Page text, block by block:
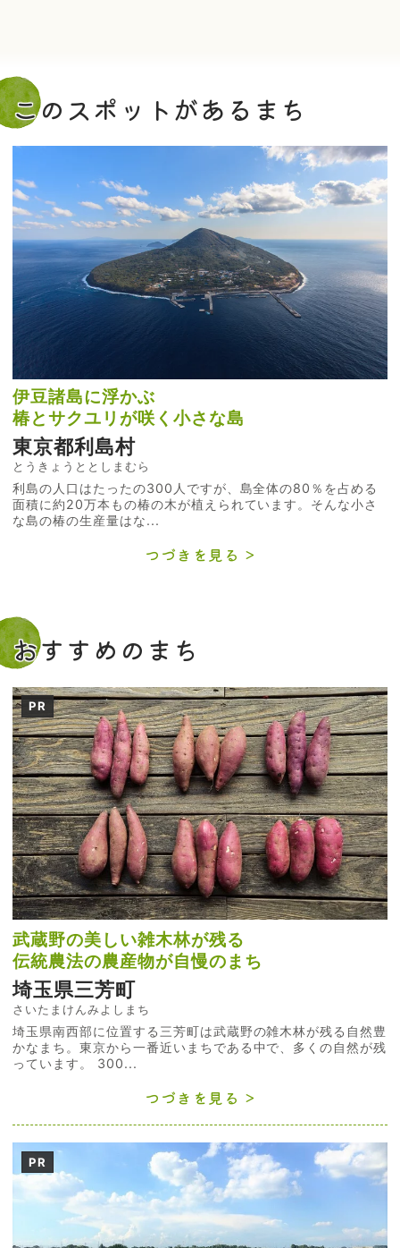
このスポットがあるまち
伊豆諸島に浮かぶ
椿とサクユリが咲く小さな島
東京都利島村
とうきょうととしまむら
利島の人口はたったの300人ですが、島全体の80％を占める
面積に約20万本もの椿の木が植えられています。そんな小さ
な島の椿の生産量はな...
つづきを見る
おすすめのまち
PR
武蔵野の美しい雑木林が残る
伝統農法の農産物が自慢のまち
埼玉県三芳町
さいたまけんみよしまち
埼玉県南西部に位置する三芳町は武蔵野の雑木林が残る自然豊
かなまち。東京から一番近いまちである中で、多くの自然が残
っています。 300...
つづきを見る
PR